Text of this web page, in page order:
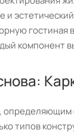
компонент
типов